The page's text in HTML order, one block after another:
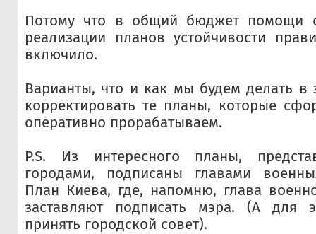
Потому что в общий бюджет помощи
реализации планов устойчивости
включило.
Варианты, что и как мы будем делать в
корректировать те планы, которые
оперативно прорабатываем.
P.S. Из интересного планы,
городами, подписаны главами
План Киева, где, напомню, глава
заставляют подписать мэра. (А для
принять городской совет).